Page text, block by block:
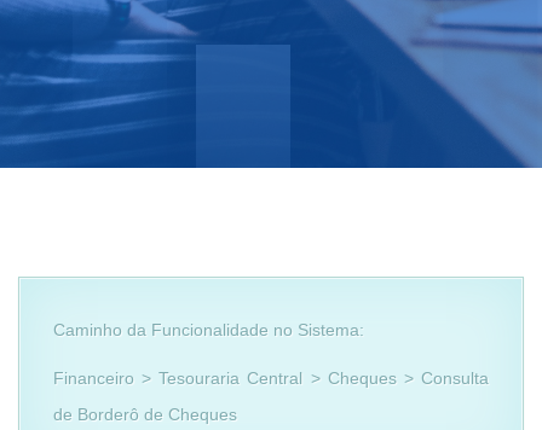
Caminho da Funcionalidade no Sistema:
Financeiro > Tesouraria Central > Cheques > Consulta
de Borderô de Cheques